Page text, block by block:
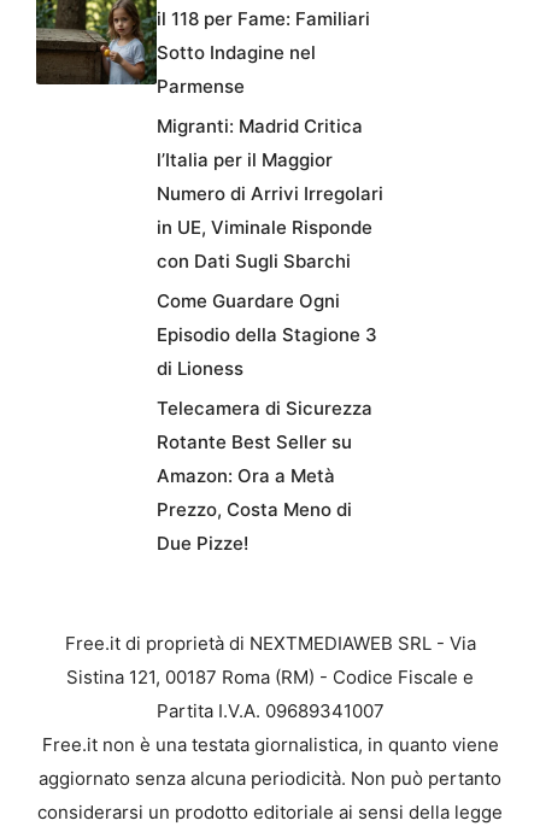
il 118 per Fame: Familiari
Sotto Indagine nel
Parmense
Migranti: Madrid Critica
l’Italia per il Maggior
Numero di Arrivi Irregolari
in UE, Viminale Risponde
con Dati Sugli Sbarchi
Come Guardare Ogni
Episodio della Stagione 3
di Lioness
Telecamera di Sicurezza
Rotante Best Seller su
Amazon: Ora a Metà
Prezzo, Costa Meno di
Due Pizze!
Free.it di proprietà di NEXTMEDIAWEB SRL - Via
Sistina 121, 00187 Roma (RM) - Codice Fiscale e
Partita I.V.A. 09689341007
Free.it non è una testata giornalistica, in quanto viene
aggiornato senza alcuna periodicità. Non può pertanto
considerarsi un prodotto editoriale ai sensi della legge